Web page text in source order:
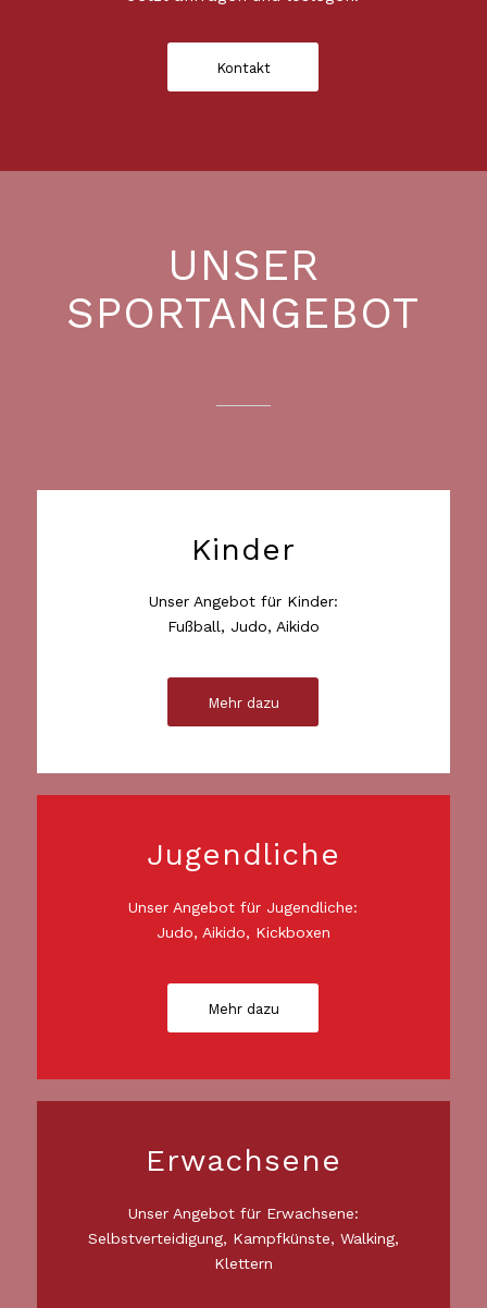
Kontakt
UNSER
SPORTANGEBOT
Kinder
Unser Angebot für Kinder:
Fußball, Judo, Aikido
Mehr dazu
Jugendliche
Unser Angebot für Jugendliche:
Judo, Aikido, Kickboxen
Mehr dazu
Erwachsene
Unser Angebot für Erwachsene:
Selbstverteidigung, Kampfkünste, Walking,
Klettern